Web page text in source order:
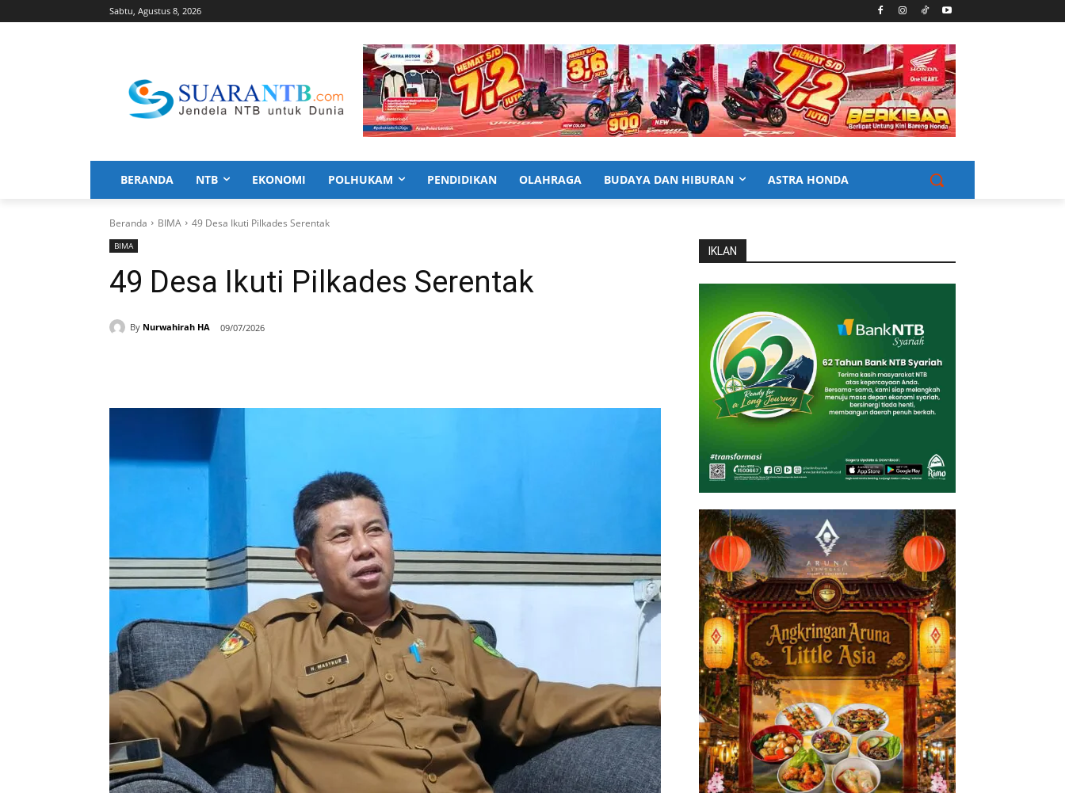
Sabtu, Agustus 8, 2026
BERANDA NTB EKONOMI POLHUKAM PENDIDIKAN OLAHRAGA BUDAYA DAN HIBURAN ASTRA HONDA
Beranda BIMA 49 Desa Ikuti Pilkades Serentak
BIMA
49 Desa Ikuti Pilkades Serentak
By Nurwahirah HA 09/07/2026
IKLAN